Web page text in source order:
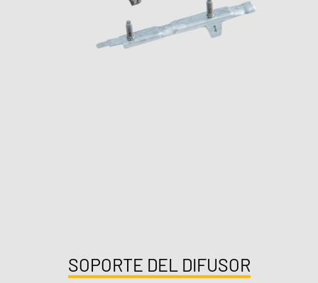
SOPORTE DEL DIFUSOR